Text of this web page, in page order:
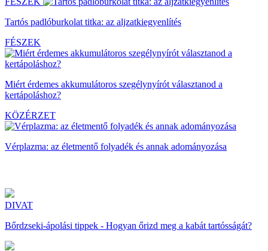
Tartós padlóburkolat titka: az aljzatkiegyenlítés
FÉSZEK
Miért érdemes akkumulátoros szegélynyírót választanod a
kertápoláshoz?
KÖZÉRZET
Vérplazma: az életmentő folyadék és annak adományozása
DIVAT
Bőrdzseki-ápolási tippek - Hogyan őrizd meg a kabát tartósságát?